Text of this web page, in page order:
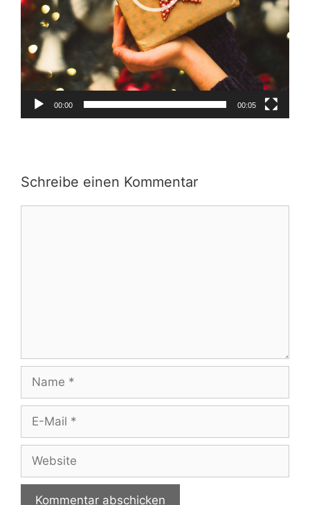
00:00 00:05
Schreibe einen Kommentar
Name
Website